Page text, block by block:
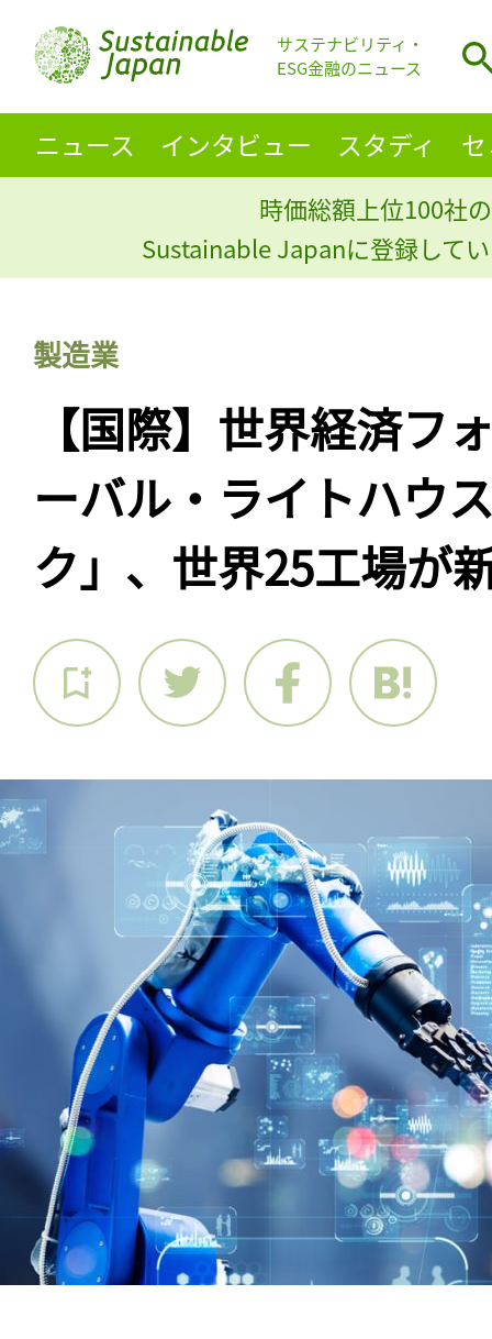
サステナビリティ・
ESG金融のニュース
ニュース インタビュー スタディ
時価総額上位100社
Sustainable Japanに登録して
製造業
【国際】世界経済フ
ーバル・ライトハウ
ク」、世界25工場が